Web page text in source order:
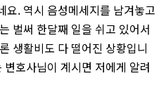
요. 역시 음성메세지를 남겨놓고
벌써 한달째 일을 쉬고 있어서
생활비도 다 떨어진 상황입니
호사님이 계시면 저에게 알려